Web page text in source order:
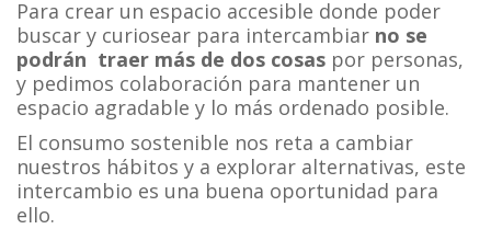
Para crear un espacio accesible donde poder
buscar y curiosear para intercambiar no se
podrán traer más de dos cosas por personas,
y pedimos colaboración para mantener un
espacio agradable y lo más ordenado posible.
El consumo sostenible nos reta a cambiar
nuestros hábitos y a explorar alternativas, este
intercambio es una buena oportunidad para
ello.